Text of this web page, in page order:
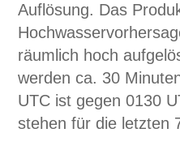
Auflösung. Das
räumlich hoch
werden ca. 30
UTC ist gegen 0130
stehen für die letzten